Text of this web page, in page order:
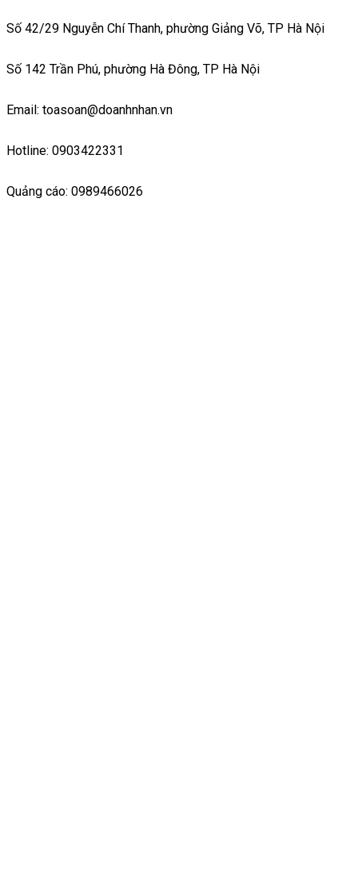
Số 42/29 Nguyễn Chí Thanh, phường Giảng Võ, TP Hà Nội
Số 142 Trần Phú, phường Hà Đông, TP Hà Nội
Email: toasoan@doanhnhan.vn
Hotline: 0903422331
Quảng cáo: 0989466026